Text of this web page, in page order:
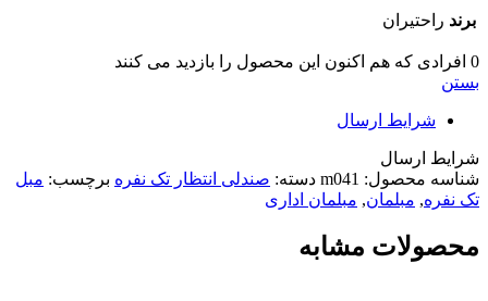
برند راحتیران
0 افرادی که هم اکنون این محصول را بازدید می کنند
بستن
شرایط ارسال
شرایط ارسال
شناسه محصول: m041 دسته: صندلی انتظار تک نفره برچسب: مبل
تک نفره, مبلمان, مبلمان اداری
محصولات مشابه